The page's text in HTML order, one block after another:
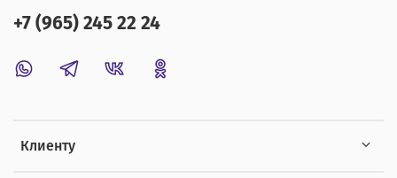
Клиенту
+7 (965) 245 22 24